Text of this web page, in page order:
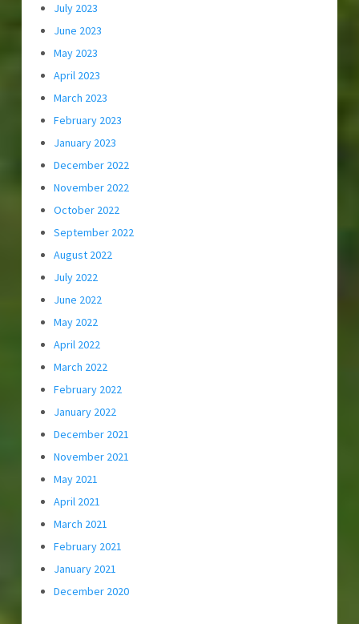
July 2023
June 2023
May 2023
April 2023
March 2023
February 2023
January 2023
December 2022
November 2022
October 2022
September 2022
August 2022
July 2022
June 2022
May 2022
April 2022
March 2022
February 2022
January 2022
December 2021
November 2021
May 2021
April 2021
March 2021
February 2021
January 2021
December 2020